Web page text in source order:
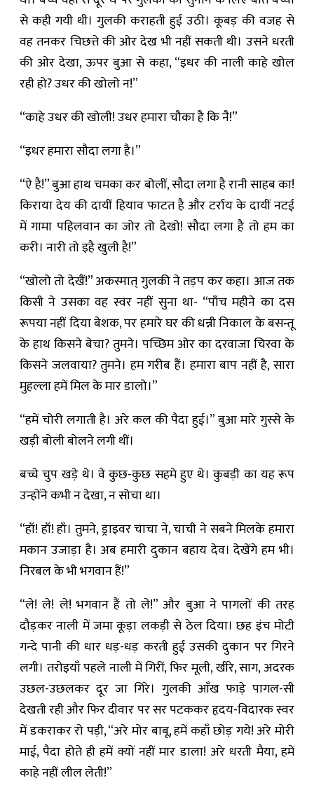
से कही गयी थी। गुलकी कराहती हुई उठी। कूबड़ की वजह से
वह तनकर चिछत्ते की ओर देख भी नहीं सकती थी। उसने धरती
की ओर देखा, ऊपर बुआ से कहा, “इधर की नाली काहे खोल
रही हो? उधर की खोलो न!”
“काहे उधर की खोली! उधर हमारा चौका है कि नै!”
“इधर हमारा सौदा लगा है।”
“ऐ है!” बुआ हाथ चमका कर बोलीं, सौदा लगा है रानी साहब का!
किराया देय की दायीं हियाव फाटत है और टर्राय के दायीं नटई
में गामा पहिलवान का जोर तो देखो! सौदा लगा है तो हम का
करी। नारी तो इहै खुली है!”
“खोलो तो देखैं!” अकस्मात् गुलकी ने तड़प कर कहा। आज तक
किसी ने उसका वह स्वर नहीं सुना था- “पाँच महीने का दस
रूपया नहीं दिया बेशक, पर हमारे घर की धन्नी निकाल के बसन्तू
के हाथ किसने बेचा? तुमने। पच्छिम ओर का दरवाजा चिरवा के
किसने जलवाया? तुमने। हम गरीब हैं। हमारा बाप नहीं है, सारा
मुहल्ला हमें मिल के मार डालो।”
“हमें चोरी लगाती है। अरे कल की पैदा हुई।” बुआ मारे गुस्से के
खड़ी बोली बोलने लगी थीं।
बच्चे चुप खड़े थे। वे कुछ-कुछ सहमे हुए थे। कुबड़ी का यह रूप
उन्होंने कभी न देखा, न सोचा था।
“हाँ! हाँ! हाँ। तुमने, ड्राइवर चाचा ने, चाची ने सबने मिलके हमारा
मकान उजाड़ा है। अब हमारी दुकान बहाय देव। देखेंगे हम भी।
निरबल के भी भगवान हैं!”
“ले! ले! ले! भगवान हैं तो ले!” और बुआ ने पागलों की तरह
दौड़कर नाली में जमा कूड़ा लकड़ी से ठेल दिया। छह इंच मोटी
गन्दे पानी की धार धड़-धड़ करती हुई उसकी दुकान पर गिरने
लगी। तरोइयाँ पहले नाली में गिरीं, फिर मूली, खीरे, साग, अदरक
उछल-उछलकर दूर जा गिरे। गुलकी आँख फाड़े पागल-सी
देखती रही और फिर दीवार पर सर पटककर हृदय-विदारक स्वर
में डकराकर रो पड़ी, “अरे मोर बाबू, हमें कहाँ छोड़ गये! अरे मोरी
माई, पैदा होते ही हमें क्यों नहीं मार डाला! अरे धरती मैया, हमें
काहे नहीं लील लेती!”